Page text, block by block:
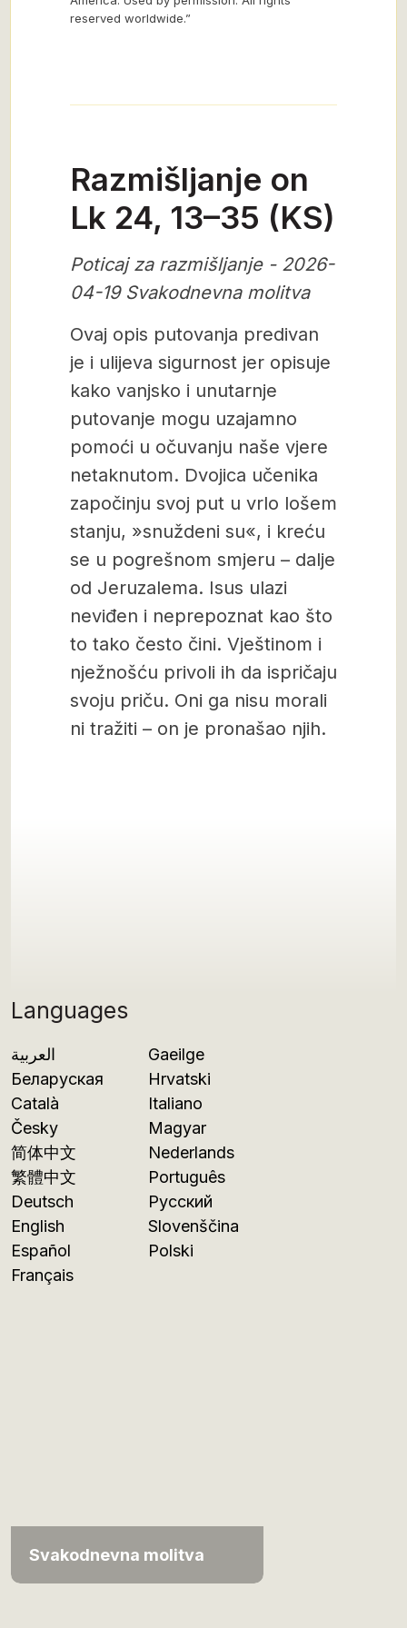
Languages
العربية
Беларуская
Català
Česky
简体中文
繁體中文
Deutsch
English
Español
Français
Gaeilge
Hrvatski
Italiano
Magyar
Nederlands
Português
Русский
Slovenščina
Polski
Svakodnevna molitva
reserved worldwide.”
Razmišljanje on
Lk 24, 13–35 (KS)
Poticaj za razmišljanje - 2026-
04-19 Svakodnevna molitva
Ovaj opis putovanja predivan
je i ulijeva sigurnost jer opisuje
kako vanjsko i unutarnje
putovanje mogu uzajamno
pomoći u očuvanju naše vjere
netaknutom. Dvojica učenika
započinju svoj put u vrlo lošem
stanju, »snuždeni su«, i kreću
se u pogrešnom smjeru – dalje
od Jeruzalema. Isus ulazi
neviđen i neprepoznat kao što
to tako često čini. Vještinom i
nježnošću privoli ih da ispričaju
svoju priču. Oni ga nisu morali
ni tražiti – on je pronašao njih.